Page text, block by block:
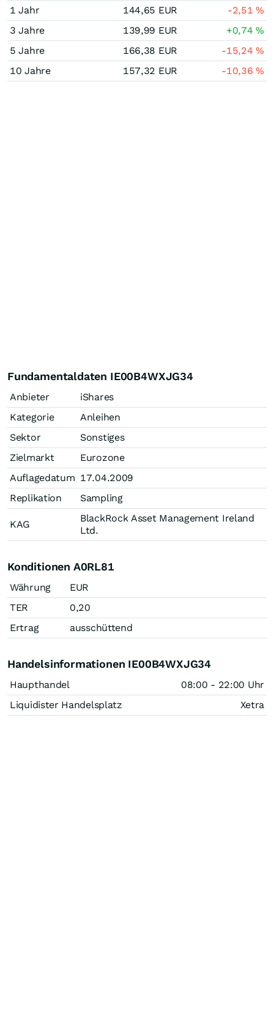
1 Jahr 144,65 EUR -2,51%
3 Jahre
139,99 EUR +0,74%
5 Jahre
166,38 EUR -15,24%
10 Jahre
157,32 EUR -10,36%
Fundamentaldaten IE00B4WXJG34
Anbieter
iShares
Kategorie
Anleihen
Sektor
Sonstiges
Zielmarkt
Eurozone
Auflagedatum 17.04.2009
Replikation
Sampling
KAG
BlackRock Asset Management Ireland
Ltd.
Konditionen A0RL81
Währung
EUR
TER
0,20
Ertrag
ausschüttend
Handelsinformationen IE00B4WXJG34
Haupthandel
08:00 - 22:00 Uhr
Liquidister Handelsplatz
Xetra